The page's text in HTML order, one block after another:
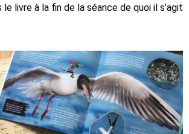
le livre à la fin de la séance de quoi il s’agit